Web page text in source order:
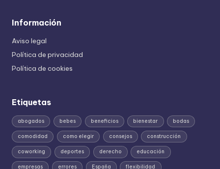
Información
Aviso legal
Política de privacidad
Política de cookies
Etiquetas
abogados bebes beneficios bienestar bodas
comodidad como elegir consejos construcción
coworking deportes derecho educación
empresas errores España flexibilidad